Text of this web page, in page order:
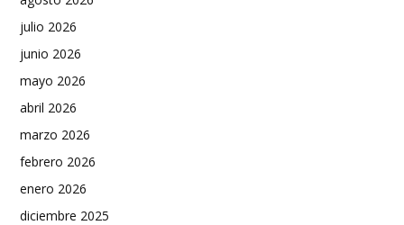
julio 2026
junio 2026
mayo 2026
abril 2026
marzo 2026
febrero 2026
enero 2026
diciembre 2025